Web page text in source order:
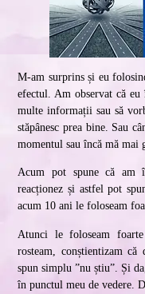
M-am surprins și eu
efectul. Am observat că eu
multe informații sau să
stăpânesc prea bine. Sau
momentul sau încă mă mai
Acum pot spune că am
reacționez și astfel pot
acum 10 ani le foloseam
Atunci le foloseam
rosteam, conștientizam
spun simplu ”nu știu”. Și
în punctul meu de vedere.